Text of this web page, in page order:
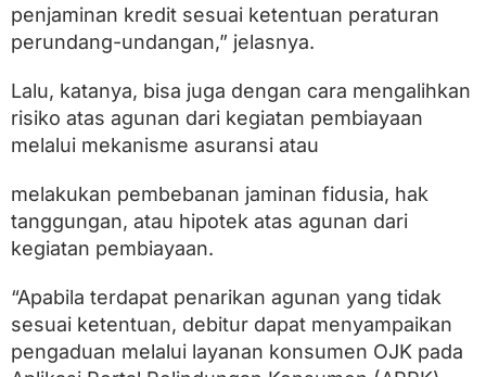
penjaminan kredit sesuai ketentuan peraturan
perundang-undangan,” jelasnya.
Lalu, katanya, bisa juga dengan cara mengalihkan
risiko atas agunan dari kegiatan pembiayaan
melalui mekanisme asuransi atau
melakukan pembebanan jaminan fidusia, hak
tanggungan, atau hipotek atas agunan dari
kegiatan pembiayaan.
“Apabila terdapat penarikan agunan yang tidak
sesuai ketentuan, debitur dapat menyampaikan
pengaduan melalui layanan konsumen OJK pada